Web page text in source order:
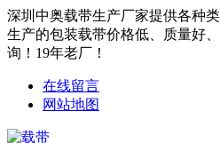
深圳中奥载带生产厂家提供各种
生产的包装载带价格低、质量好
询！19年老厂！
在线留言
网站地图